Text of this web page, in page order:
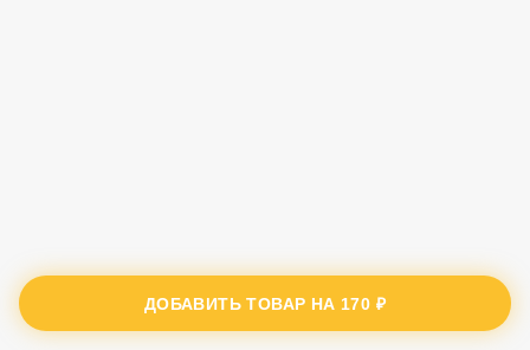
ДОБАВИТЬ ТОВАР НА 170 ₽